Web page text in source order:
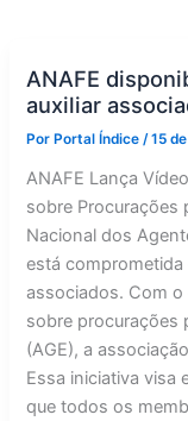
ANAFE
auxiliar
Por Portal Índice/15
ANAFE Lança
sobre Procurações
Nacional dos
está
associados. Com
sobre procurações
(AGE), a
Essa iniciativa visa
que todos os